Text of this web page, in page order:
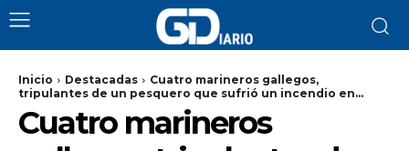
Inicio Destacadas
Cuatro marineros gallegos,
tripulantes de un pesquero que sufrió un incendio en...
Cuatro marineros